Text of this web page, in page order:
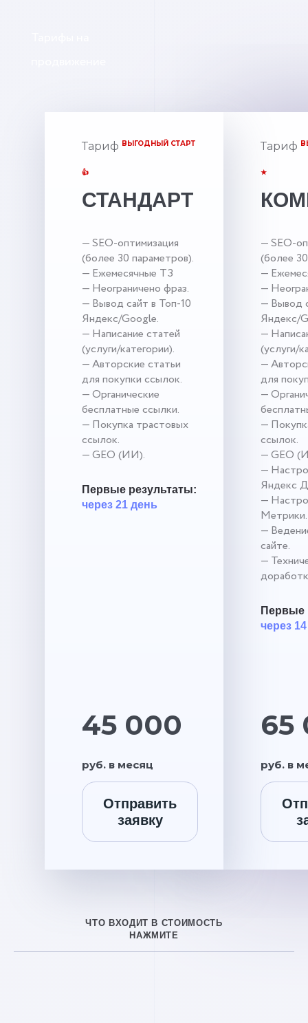
Тариф ВЫГОДНЫЙ СТАРТ
👍
СТАНДАРТ
— SEO-оптимизация
(более 30 параметров).
— Ежемесячные ТЗ
— Неограничено фраз.
— Вывод сайт в Топ-10
Яндекс/Google.
— Написание статей
(услуги/категории).
— Авторские статьи
для покупки ссылок.
— Органические
бесплатные ссылки.
— Покупка трастовых
ссылок.
— GEO (ИИ).
Первые результаты:
через 21 день
45 000
руб. в месяц
Отправить
заявку
Тариф
★
— SEO-
(более
—
—
— Вывод
Яндекс/
—
(услуги/
—
для
—
—
ссылок.
— GEO
—
Яндекс
—
Метрики.
—
сайте.
—
Первые
через
65
руб. в
ЧТО ВХОДИТ В СТОИМОСТЬ
НАЖМИТЕ